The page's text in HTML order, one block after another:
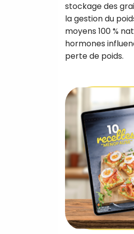
stockage des
la gestion du
moyens 100 %
hormones
perte de poids.